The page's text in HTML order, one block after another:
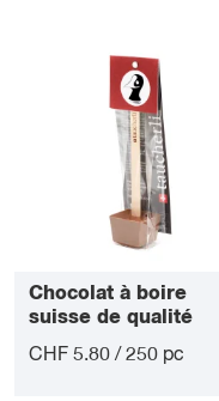
Chocolat à boire
suisse de qualité
CHF 5.80 / 250 pc